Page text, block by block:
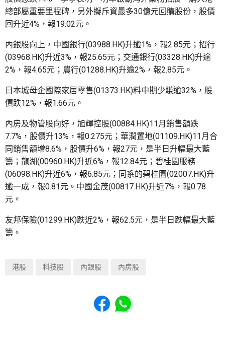
總部屬重要里程碑，另外擬斥資最多30億元回購股份，股價
回升近4%，報19.02元。
內銀股向上，中國銀行(03988.HK)升逾1%，報2.85元；招行
(03968.HK)升近3%，報25.65元；交通銀行(03328.HK)升逾
2%，報4.65元；農行(01288.HK)升逾2%，報2.85元。
日本城母企國際家居零售(01373.HK)料中期少賺逾32%，股
價跌12%，報1.66元。
內房及物管股向好，旭輝控股(00884.HK)11月銷售額跌
7.7%，股價升13%，報0.275元；華潤置地(01109.HK)11月合
同銷售額增8.6%，股價升6%，報27元，是半日升幅最大藍
籌；龍湖(00960.HK)升近6%，報12.84元；碧桂園服務
(06098.HK)升近6%，報6.85元；同系的碧桂園(02007.HK)升
逾一成，報0.81元。中國金茂(00817.HK)升近7%，報0.78
元。
友邦保險(01299.HK)跌近2%，報62.5元，是半日跌幅最大藍
籌。
港股 科技股 內銀股 內房股
Share to Facebook
Share to WhatsApp